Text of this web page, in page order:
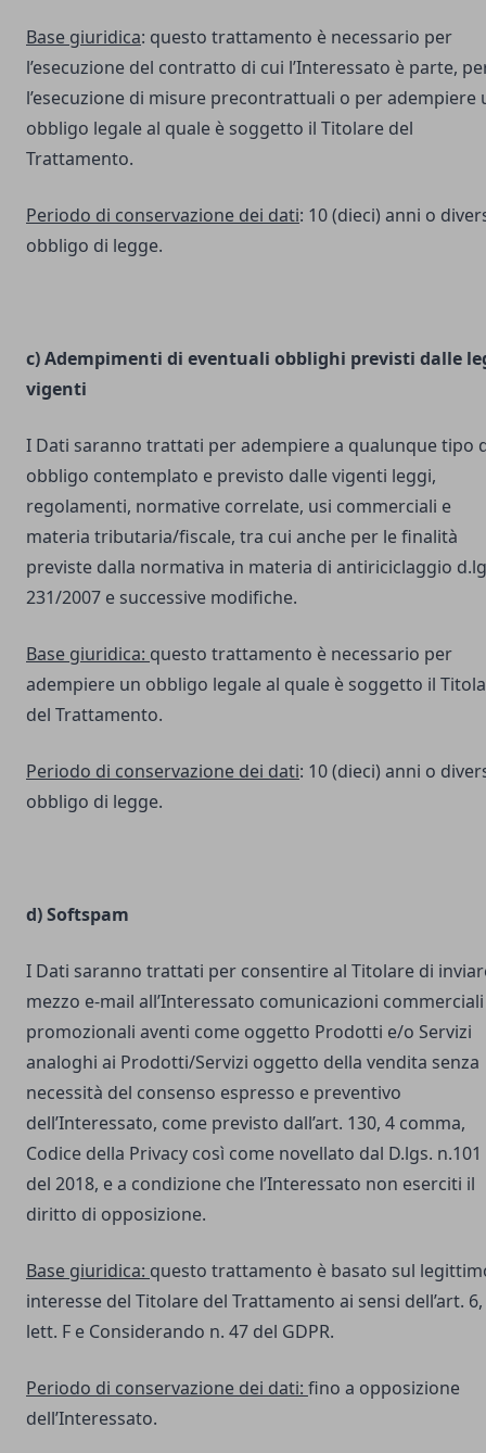
Base giuridica: questo trattamento è necessario per
l’esecuzione del contratto di cui l’Interessato è parte,
l’esecuzione di misure precontrattuali o per adempiere
obbligo legale al quale è soggetto il Titolare del
Trattamento.
Periodo di conservazione dei dati: 10 (dieci) anni o
obbligo di legge.
c) Adempimenti di eventuali obblighi previsti dalle
vigenti
I Dati saranno trattati per adempiere a qualunque tipo
obbligo contemplato e previsto dalle vigenti leggi,
regolamenti, normative correlate, usi commerciali e
materia tributaria/fiscale, tra cui anche per le finalità
previste dalla normativa in materia di antiriciclaggio
231/2007 e successive modifiche.
Base giuridica: questo trattamento è necessario per
adempiere un obbligo legale al quale è soggetto il
del Trattamento.
Periodo di conservazione dei dati: 10 (dieci) anni o
obbligo di legge.
d) Softspam
I Dati saranno trattati per consentire al Titolare di
mezzo e-mail all’Interessato comunicazioni
promozionali aventi come oggetto Prodotti e/o Servizi
analoghi ai Prodotti/Servizi oggetto della vendita senza
necessità del consenso espresso e preventivo
dell’Interessato, come previsto dall’art. 130, 4 comma,
Codice della Privacy così come novellato dal D.lgs. n.101
del 2018, e a condizione che l’Interessato non eserciti il
diritto di opposizione.
Base giuridica: questo trattamento è basato sul
interesse del Titolare del Trattamento ai sensi dell’art. 6,
lett. F e Considerando n. 47 del GDPR.
Periodo di conservazione dei dati: fino a opposizione
dell’Interessato.